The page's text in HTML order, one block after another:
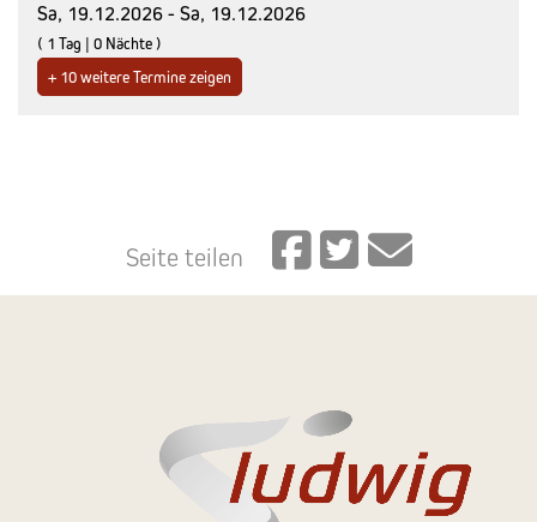
Sa, 19.12.2026 - Sa, 19.12.2026
( 1 Tag | 0 Nächte )
+ 10 weitere Termine zeigen
Seite teilen